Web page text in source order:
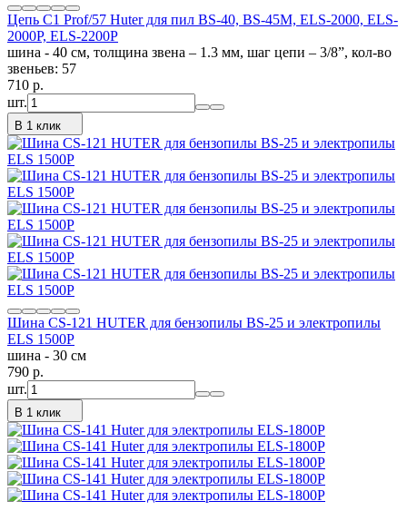
Цепь C1 Prof/57 Huter для пил BS-40, BS-45M, ELS-2000, ELS-
2000Р, ELS-2200Р
шина - 40 см, толщина звена – 1.3 мм, шаг цепи – 3/8”, кол-во
звеньев: 57
710 p.
шт.
В 1 клик
Шина CS-121 HUTER для бензопилы BS-25 и электропилы
ELS 1500P
шина - 30 см
790 p.
шт.
В 1 клик